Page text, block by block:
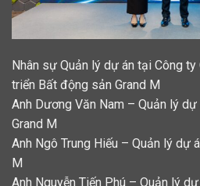
Nhân sự Quản lý dự án tại Công
triển Bất động sản Grand M
Anh Dương Văn Nam – Quản lý
Grand M
Anh Ngô Trung Hiếu – Quản lý dự
M
Anh Nguyễn Tiến Phú – Quản lý